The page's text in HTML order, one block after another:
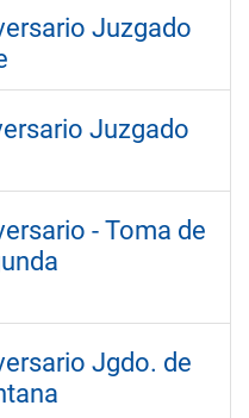
Juzgado
Juzgado
- Toma de
Jgdo. de